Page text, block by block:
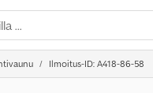
Ilmoitus-ID: A418-86-58